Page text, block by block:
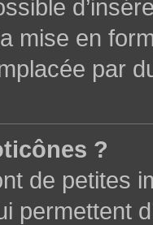
mise en
par
?
de petites
permettent